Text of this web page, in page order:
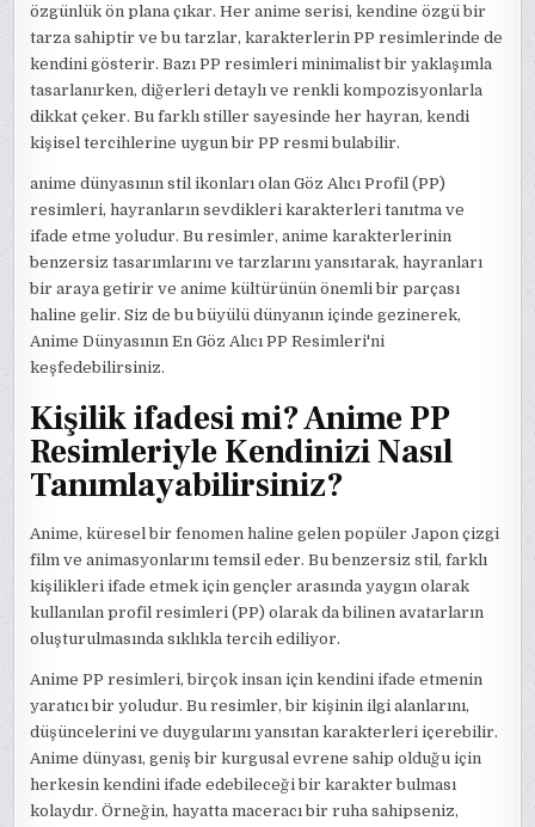
özgünlük ön plana çıkar. Her anime serisi, kendine özgü bir
tarza sahiptir ve bu tarzlar, karakterlerin PP resimlerinde de
kendini gösterir. Bazı PP resimleri minimalist bir yaklaşımla
tasarlanırken, diğerleri detaylı ve renkli kompozisyonlarla
dikkat çeker. Bu farklı stiller sayesinde her hayran, kendi
kişisel tercihlerine uygun bir PP resmi bulabilir.
anime dünyasının stil ikonları olan Göz Alıcı Profil (PP)
resimleri, hayranların sevdikleri karakterleri tanıtma ve
ifade etme yoludur. Bu resimler, anime karakterlerinin
benzersiz tasarımlarını ve tarzlarını yansıtarak, hayranları
bir araya getirir ve anime kültürünün önemli bir parçası
haline gelir. Siz de bu büyülü dünyanın içinde gezinerek,
Anime Dünyasının En Göz Alıcı PP Resimleri'ni
keşfedebilirsiniz.
Kişilik ifadesi mi? Anime PP
Resimleriyle Kendinizi Nasıl
Tanımlayabilirsiniz?
Anime, küresel bir fenomen haline gelen popüler Japon çizgi
film ve animasyonlarını temsil eder. Bu benzersiz stil, farklı
kişilikleri ifade etmek için gençler arasında yaygın olarak
kullanılan profil resimleri (PP) olarak da bilinen avatarların
oluşturulmasında sıklıkla tercih ediliyor.
Anime PP resimleri, birçok insan için kendini ifade etmenin
yaratıcı bir yoludur. Bu resimler, bir kişinin ilgi alanlarını,
düşüncelerini ve duygularını yansıtan karakterleri içerebilir.
Anime dünyası, geniş bir kurgusal evrene sahip olduğu için
herkesin kendini ifade edebileceği bir karakter bulması
kolaydır. Örneğin, hayatta maceracı bir ruha sahipseniz,